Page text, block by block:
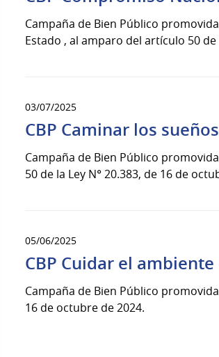
Campaña de Bien Público
Estado , al amparo del artículo 50 de
03/07/2025
CBP Caminar los sueños
Campaña de Bien Público
50 de la Ley N° 20.383, de 16 de
05/06/2025
CBP Cuidar el
Campaña de Bien Público
16 de octubre de 2024.